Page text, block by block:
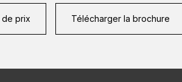
de prix Télécharger la brochure